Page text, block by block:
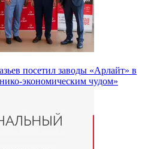
посетил заводы «Арлайт» в
экономическим чудом»